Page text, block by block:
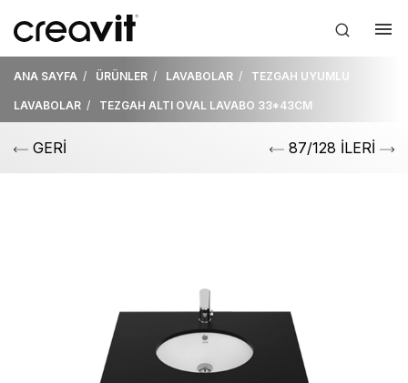
ANA SAYFA ÜRÜNLER LAVABOLAR TEZGAH UYUMLU
LAVABOLAR TEZGAH ALTI OVAL LAVABO 33*43CM
GERİ 87/128 İLERİ